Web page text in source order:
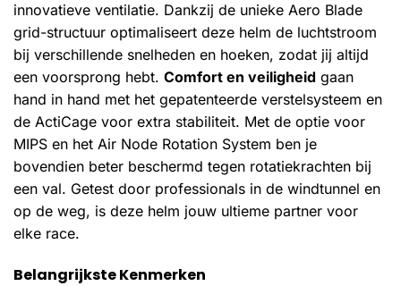
innovatieve ventilatie. Dankzij de unieke Aero Blade
grid-structuur optimaliseert deze helm de luchtstroom
bij verschillende snelheden en hoeken, zodat jij altijd
een voorsprong hebt. Comfort en veiligheid gaan
hand in hand met het gepatenteerde verstelsysteem en
de ActiCage voor extra stabiliteit. Met de optie voor
MIPS en het Air Node Rotation System ben je
bovendien beter beschermd tegen rotatiekrachten bij
een val. Getest door professionals in de windtunnel en
op de weg, is deze helm jouw ultieme partner voor
elke race.
Belangrijkste Kenmerken